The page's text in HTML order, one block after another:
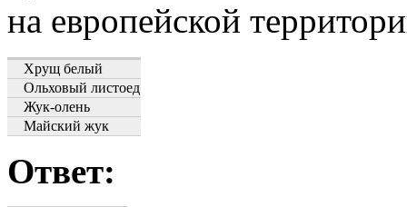
на европейской
Хрущ белый
Ольховый листоед
Жук-олень
Майский жук
Ответ: